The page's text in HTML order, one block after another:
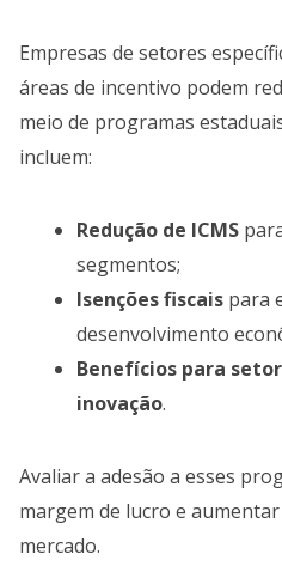
Empresas de setores
áreas de incentivo podem
meio de programas
incluem:
Redução de ICMS
segmentos;
Isenções fiscais para
desenvolvimento
Benefícios para
inovação.
Avaliar a adesão a esses
margem de lucro e
mercado.